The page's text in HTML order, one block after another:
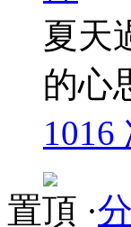
夏天
的心
1016
置頂 ·